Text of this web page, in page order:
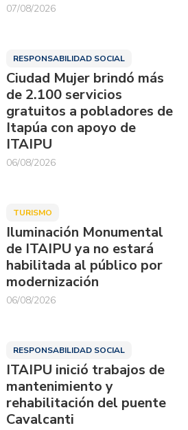
07/08/2026
RESPONSABILIDAD SOCIAL
Ciudad Mujer brindó más
de 2.100 servicios
gratuitos a pobladores de
Itapúa con apoyo de
ITAIPU
06/08/2026
TURISMO
Iluminación Monumental
de ITAIPU ya no estará
habilitada al público por
modernización
06/08/2026
RESPONSABILIDAD SOCIAL
ITAIPU inició trabajos de
mantenimiento y
rehabilitación del puente
Cavalcanti